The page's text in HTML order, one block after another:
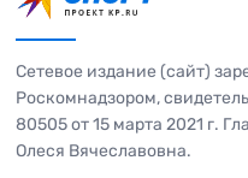
Сетевое издание (сайт)
Роскомнадзором,
80505 от 15 марта 2021 г.
Олеся Вячеславовна.